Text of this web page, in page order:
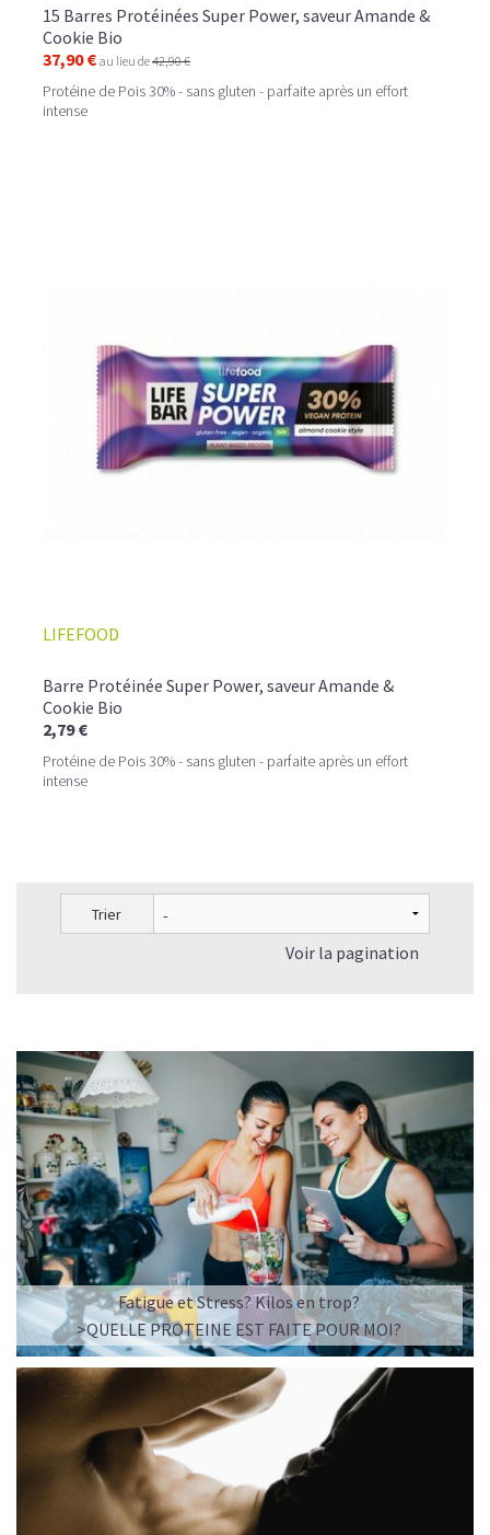
15 Barres Protéinées Super Power, saveur Amande &
Cookie Bio
37,90 € au lieu de42,90 €
Protéine de Pois 30% - sans gluten - parfaite après un effort
intense
LIFEFOOD
Barre Protéinée Super Power, saveur Amande &
Cookie Bio
2,79 €
Protéine de Pois 30% - sans gluten - parfaite après un effort
intense
Trier
Voir la pagination
Fatigue et Stress? Kilos en trop?
>QUELLE PROTEINE EST FAITE POUR MOI?